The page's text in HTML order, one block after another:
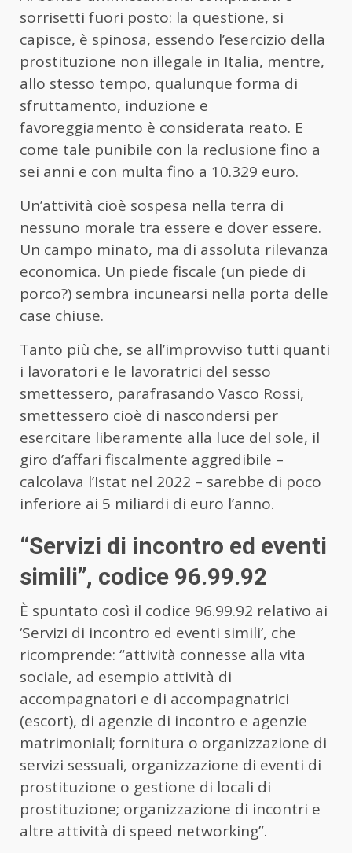
sorrisetti fuori posto: la questione, si
capisce, è spinosa, essendo l’esercizio della
prostituzione non illegale in Italia, mentre,
allo stesso tempo, qualunque forma di
sfruttamento, induzione e
favoreggiamento è considerata reato. E
come tale punibile con la reclusione fino a
sei anni e con multa fino a 10.329 euro.
Un’attività cioè sospesa nella terra di
nessuno morale tra essere e dover essere.
Un campo minato, ma di assoluta rilevanza
economica. Un piede fiscale (un piede di
porco?) sembra incunearsi nella porta delle
case chiuse.
Tanto più che, se all’improvviso tutti quanti
i lavoratori e le lavoratrici del sesso
smettessero, parafrasando Vasco Rossi,
smettessero cioè di nascondersi per
esercitare liberamente alla luce del sole, il
giro d’affari fiscalmente aggredibile –
calcolava l’Istat nel 2022 – sarebbe di poco
inferiore ai 5 miliardi di euro l’anno.
“Servizi di incontro ed eventi
simili”, codice 96.99.92
È spuntato così il codice 96.99.92 relativo ai
‘Servizi di incontro ed eventi simili’, che
ricomprende: “attività connesse alla vita
sociale, ad esempio attività di
accompagnatori e di accompagnatrici
(escort), di agenzie di incontro e agenzie
matrimoniali; fornitura o organizzazione di
servizi sessuali, organizzazione di eventi di
prostituzione o gestione di locali di
prostituzione; organizzazione di incontri e
altre attività di speed networking”.